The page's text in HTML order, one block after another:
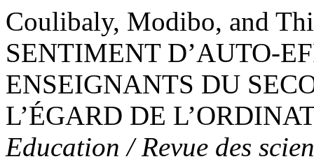
Coulibaly, Modibo, and
SENTIMENT D’AUTO-
ENSEIGNANTS DU
L’ÉGARD DE
Education / Revue des